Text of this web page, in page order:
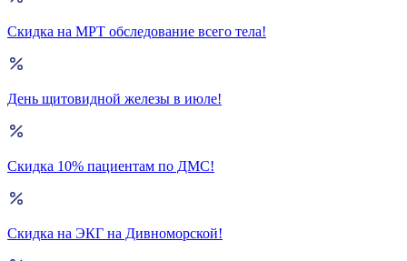
Скидка на МРТ обследование всего тела!
День щитовидной железы в июле!
Скидка 10% пациентам по ДМС!
Скидка на ЭКГ на Дивноморской!